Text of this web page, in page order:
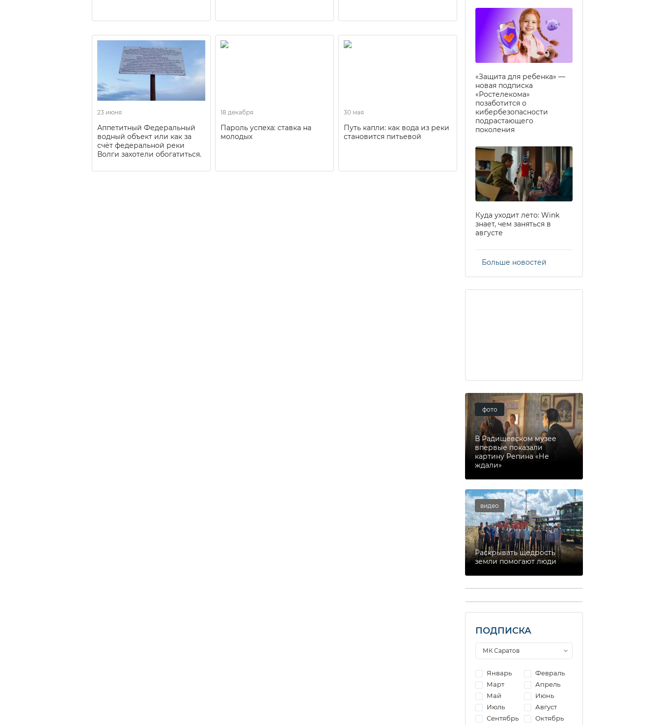
23 июня
Аппетитный Федеральный
водный объект или как за
счёт федеральной реки
Волги захотели обогатиться.
18 декабря
Пароль успеха: ставка на
молодых
30 мая
Путь капли: как вода из реки
становится питьевой
«Защита для ребенка» —
новая подписка
«Ростелекома»
позаботится о
кибербезопасности
подрастающего
поколения
Куда уходит лето: Wink
знает, чем заняться в
августе
Больше новостей
фото
В Радищевском музее
впервые показали
картину Репина «Не
ждали»
видео
Раскрывать щедрость
земли помогают люди
ПОДПИСКА
Январь
Февраль
Март
Апрель
Май
Июнь
Июль
Август
Сентябрь
Октябрь